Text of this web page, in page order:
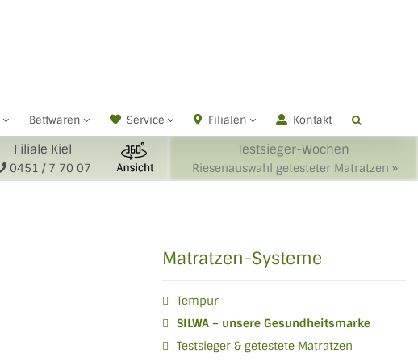
Bettwaren Service Filialen Kontakt
Filiale Kiel
0451 / 7 70 07
Testsieger-Wochen
Riesenauswahl getesteter Matratzen »
Matratzen-Systeme
Tempur
SILWA – unsere Gesundheitsmarke
Testsieger & getestete Matratzen